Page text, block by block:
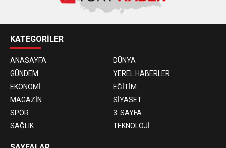
KATEGORİLER
ANASAYFA
DÜNYA
GÜNDEM
YEREL HABERLER
EKONOMİ
EĞİTİM
MAGAZİN
SİYASET
SPOR
3. SAYFA
SAĞLIK
TEKNOLOJİ